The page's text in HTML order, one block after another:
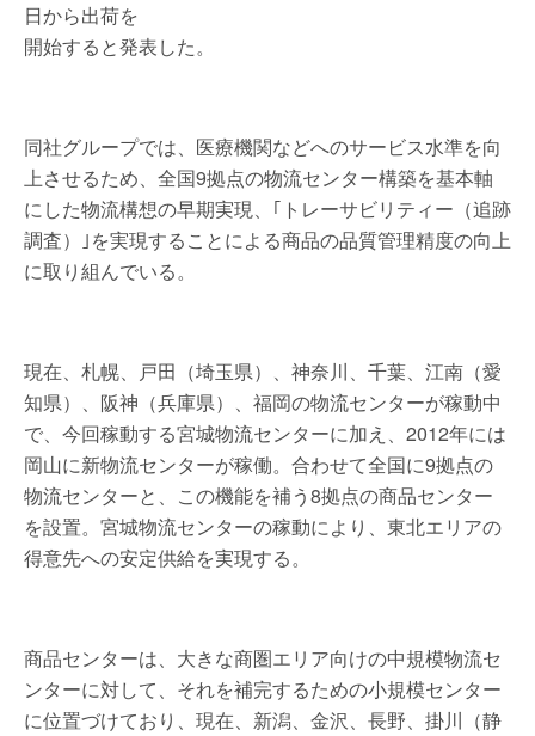
日から出荷を
開始すると発表した。
同社グループでは、医療機関などへのサービス水準を向
上させるため、全国9拠点の物流センター構築を基本軸
にした物流構想の早期実現、｢トレーサビリティー（追跡
調査）｣を実現することによる商品の品質管理精度の向上
に取り組んでいる。
現在、札幌、戸田（埼玉県）、神奈川、千葉、江南（愛
知県）、阪神（兵庫県）、福岡の物流センターが稼動中
で、今回稼動する宮城物流センターに加え、2012年には
岡山に新物流センターが稼働。合わせて全国に9拠点の
物流センターと、この機能を補う8拠点の商品センター
を設置。宮城物流センターの稼動により、東北エリアの
得意先への安定供給を実現する。
商品センターは、大きな商圏エリア向けの中規模物流セ
ンターに対して、それを補完するための小規模センター
に位置づけており、現在、新潟、金沢、長野、掛川（静